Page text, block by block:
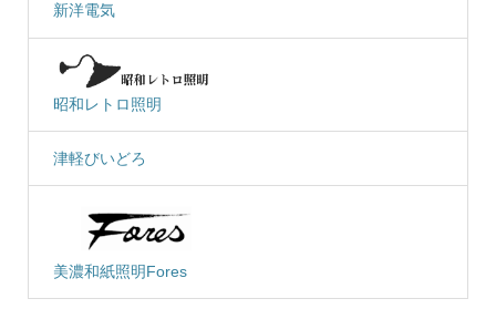
新洋電気
昭和レトロ照明
津軽びいどろ
美濃和紙照明Fores